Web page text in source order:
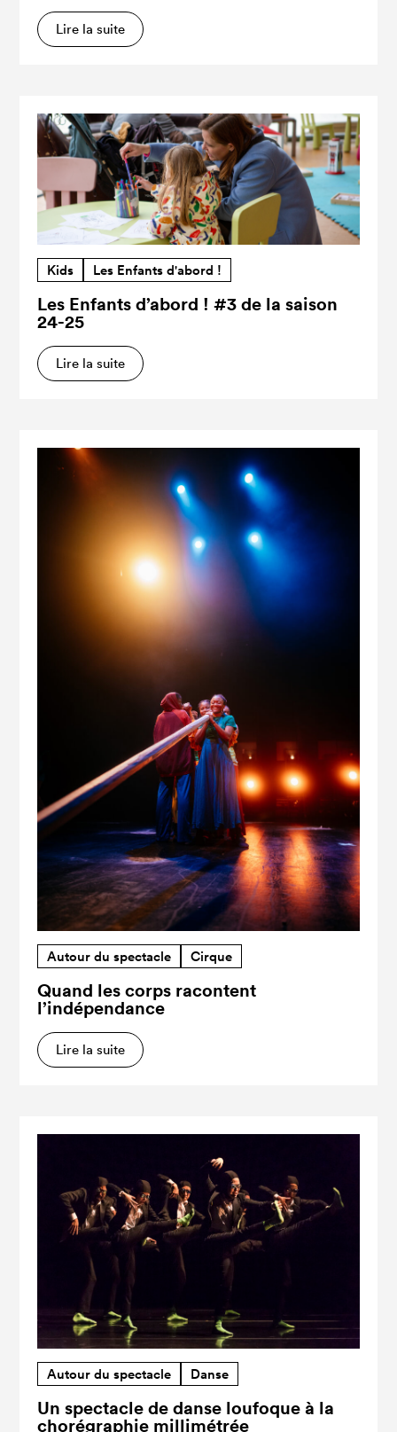
Lire la suite
Kids Les Enfants d'abord !
Les Enfants d’abord ! #3 de la saison
24-25
Lire la suite
Autour du spectacle Cirque
Quand les corps racontent
l’indépendance
Lire la suite
Autour du spectacle Danse
Un spectacle de danse loufoque à la
chorégraphie millimétrée